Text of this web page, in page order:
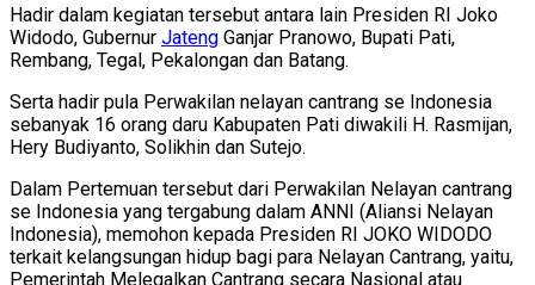
Hadir dalam kegiatan tersebut antara lain Presiden RI Joko
Widodo, Gubernur Jateng Ganjar Pranowo, Bupati Pati,
Rembang, Tegal, Pekalongan dan Batang.
Serta hadir pula Perwakilan nelayan cantrang se Indonesia
sebanyak 16 orang daru Kabupaten Pati diwakili H. Rasmijan,
Hery Budiyanto, Solikhin dan Sutejo.
Dalam Pertemuan tersebut dari Perwakilan Nelayan cantrang
se Indonesia yang tergabung dalam ANNI (Aliansi Nelayan
Indonesia), memohon kepada Presiden RI JOKO WIDODO
terkait kelangsungan hidup bagi para Nelayan Cantrang, yaitu,
Pemerintah Melegalkan Cantrang secara Nasional atau